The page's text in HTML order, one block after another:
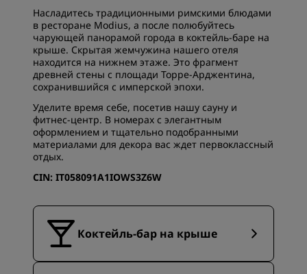
Насладитесь традиционными римскими блюдами
в ресторане Modius, а после полюбуйтесь
чарующей панорамой города в коктейль-баре на
крыше. Скрытая жемчужина нашего отеля
находится на нижнем этаже. Это фрагмент
древней стены с площади Торре-Арджентина,
сохранившийся с имперской эпохи.
Уделите время себе, посетив нашу сауну и
фитнес-центр. В номерах с элегантным
оформлением и тщательно подобранными
материалами для декора вас ждет первоклассный
отдых.
CIN: IT058091A1IOWS3Z6W
Коктейль-бар на крыше